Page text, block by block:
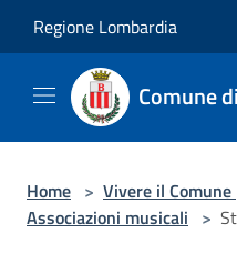
Regione Lombardia
Comune
Home > Vivere il Comune
Associazioni musicali >